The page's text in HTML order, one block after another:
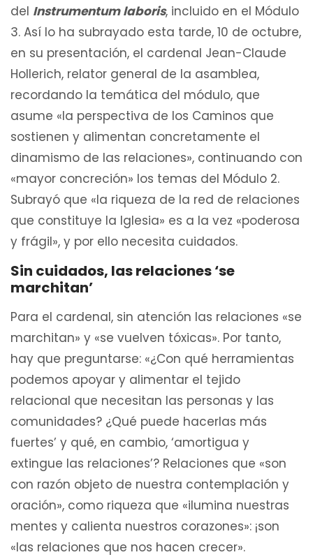
del Instrumentum laboris, incluido en el Módulo
3. Así lo ha subrayado esta tarde, 10 de octubre,
en su presentación, el cardenal Jean-Claude
Hollerich, relator general de la asamblea,
recordando la temática del módulo, que
asume «la perspectiva de los Caminos que
sostienen y alimentan concretamente el
dinamismo de las relaciones», continuando con
«mayor concreción» los temas del Módulo 2.
Subrayó que «la riqueza de la red de relaciones
que constituye la Iglesia» es a la vez «poderosa
y frágil», y por ello necesita cuidados.
Sin cuidados, las relaciones ‘se
marchitan’
Para el cardenal, sin atención las relaciones «se
marchitan» y «se vuelven tóxicas». Por tanto,
hay que preguntarse: «¿Con qué herramientas
podemos apoyar y alimentar el tejido
relacional que necesitan las personas y las
comunidades? ¿Qué puede hacerlas más
fuertes’ y qué, en cambio, ‘amortigua y
extingue las relaciones’? Relaciones que «son
con razón objeto de nuestra contemplación y
oración», como riqueza que «ilumina nuestras
mentes y calienta nuestros corazones»: ¡son
«las relaciones que nos hacen crecer».